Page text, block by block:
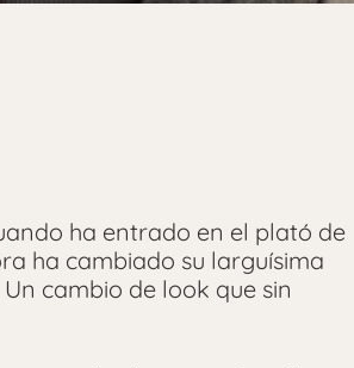
ha entrado en el plató de
ha cambiado su larguísima
cambio de look que sin